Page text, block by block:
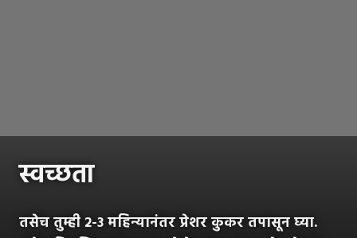
स्वच्छता
तसेच तुम्ही २-३ महिन्यानंतर प्रेशर कुकर तपासून घ्या.